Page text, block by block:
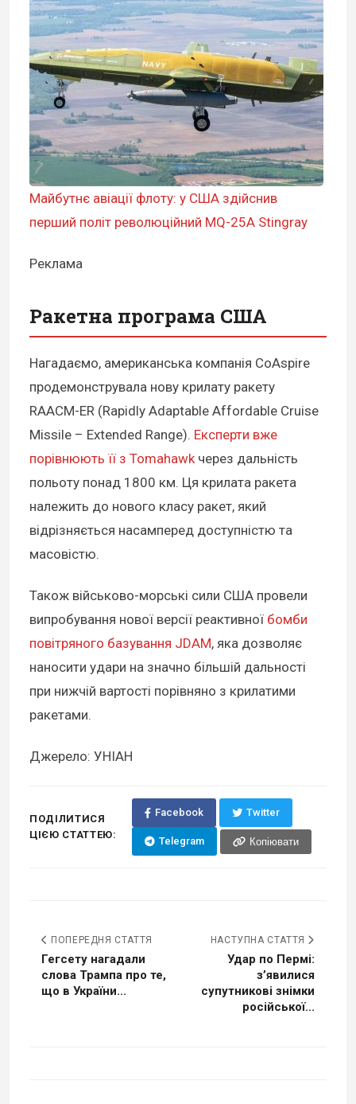
Майбутнє авіації флоту: у США здійснив
перший політ революційний MQ-25A Stingray
Реклама
Ракетна програма США
Нагадаємо, американська компанія CoAspire
продемонструвала нову крилату ракету
RAACM-ER (Rapidly Adaptable Affordable Cruise
Missile – Extended Range). Експерти вже
порівнюють її з Tomahawkчерез дальність
польоту понад 1800 км. Ця крилата ракета
належить до нового класу ракет, який
відрізняється насамперед доступністю та
масовістю.
Також військово-морські сили США провели
випробування нової версії реактивної бомби
повітряного базування JDAM, яка дозволяє
наносити удари на значно більшій дальності
при нижчій вартості порівняно з крилатими
ракетами.
Джерело: УНІАН
ПОДІЛИТИСЯ
ЦІЄЮ СТАТТЕЮ:
Facebook Twitter
Telegram Копіювати
ПОПЕРЕДНЯ СТАТТЯ
Гегсету нагадали
слова Трампа про те,
що в України...
НАСТУПНА СТАТТЯ
Удар по Пермі:
з’явилися
супутникові знімки
російської...